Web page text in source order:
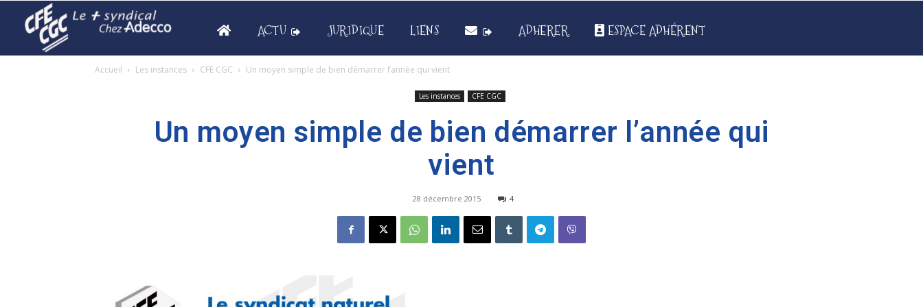
ACTU JURIDIQUE LIENS ADHERER ESPACE ADHÉRENT
Accueil Les instances CFE CGC Un moyen simple de bien démarrer l’année qui vient
Les instances CFE CGC
Un moyen simple de bien démarrer l’année qui
vient
28 décembre 2015 4